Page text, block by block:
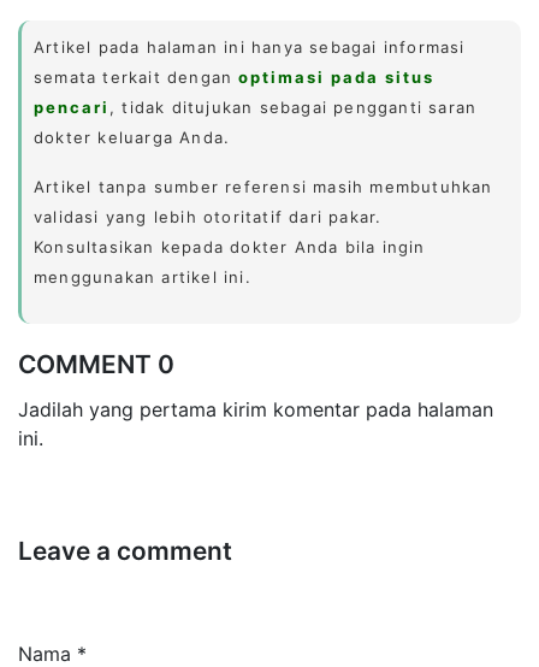
Artikel pada halaman ini hanya sebagai informasi
semata terkait denganoptimasi pada situs
pencari , tidak ditujukan sebagai pengganti saran
dokter keluarga Anda.
Artikel tanpa sumber referensi masih membutuhkan
validasi yang lebih otoritatif dari pakar.
Konsultasikan kepada dokter Anda bila ingin
menggunakan artikel ini.
COMMENT 0
Jadilah yang pertama kirim komentar pada halaman
ini.
Leave a comment
Nama *